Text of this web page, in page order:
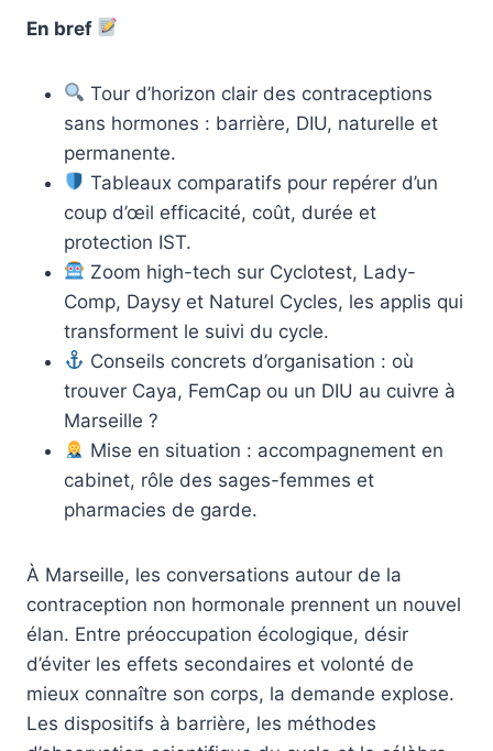
En bref
Tour d’horizon clair des contraceptions
sans hormones : barrière, DIU, naturelle et
permanente.
Tableaux comparatifs pour repérer d’un
coup d’œil efficacité, coût, durée et
protection IST.
Zoom high-tech sur Cyclotest, Lady-
Comp, Daysy et Naturel Cycles, les applis qui
transforment le suivi du cycle.
Conseils concrets d’organisation : où
trouver Caya, FemCap ou un DIU au cuivre à
Marseille ?
Mise en situation : accompagnement en
cabinet, rôle des sages-femmes et
pharmacies de garde.
À Marseille, les conversations autour de la
contraception non hormonale prennent un nouvel
élan. Entre préoccupation écologique, désir
d’éviter les effets secondaires et volonté de
mieux connaître son corps, la demande explose.
Les dispositifs à barrière, les méthodes